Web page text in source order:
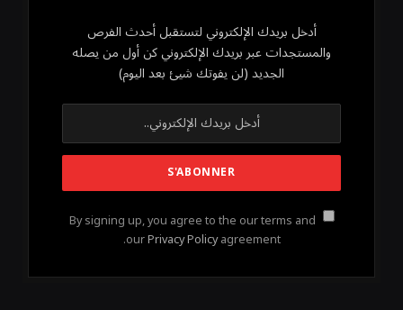
أدخل بريدك الإلكتروني لتستقبل أحدث الفرص
والمستجدات عبر بريدك الإلكتروني كن أول من يصله
الجديد (لن يفوتك شيئ بعد اليوم)
By signing up, you agree to the our terms and
ourPrivacy Policyagreement.